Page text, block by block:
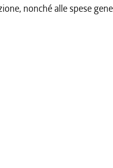
nonché alle spese